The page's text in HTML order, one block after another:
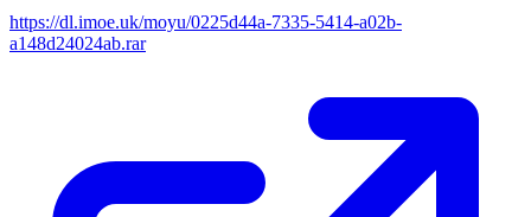
https://dl.imoe.uk/moyu/0225d44a-7335-5414-a02b-
a148d24024ab.rar